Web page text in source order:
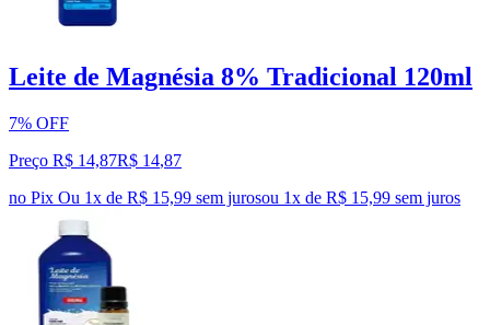
Leite de Magnésia 8% Tradicional 120ml
7% OFF
Preço R$ 14,87R$ 14,87
no Pix Ou 1x de R$ 15,99 sem jurosou 1x de R$ 15,99 sem juros